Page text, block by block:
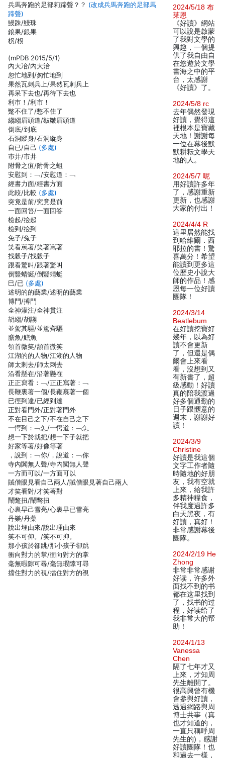
兵馬奔跑的足部莉蹄聲？？ (改成兵馬奔跑的足部馬
蹄聲)
鰻跦/鰻珠
鋃果/銀果
柺/枴
(mPDB 2015/5/1)
內大冶/內大治
忽忙地到/匆忙地到
果然瓦刺兵上/果然瓦剌兵上
再呆下去也/再待下去也
利巿！/利市！
蹩不住了/憋不住了
縐縐眉頭道/皺皺眉頭道
倒底/到底
石洞蹤身/石洞縱身
自已/自己 (多處)
巿井/市井
附骨之疽/附骨之蛆
安慰到：﹁/安慰道：﹁
經書力面/經書方面
此較/比較 (多處)
突竟是前/究竟是前
一面回笞/一面回答
檢起/撿起
檢到/撿到
免子/兔子
笑看罵著/笑著罵著
找榖子/找穀子
跟看驚叫/跟著驚叫
倒豎蜻蜒/倒豎蜻蜓
巳/已 (多處)
述明的的藝業/述明的藝業
博鬥/搏鬥
全神灌注/全神貫注
胡縐/胡謅
並駕其驅/並駕齊驅
膳魚/鱔魚
領首微笑/頷首微笑
江湖的的人物/江湖的人物
師太剌去/師太刺去
沿看懸在/沿著懸在
正正寫看：﹁/正正寫著：﹁
長鞭裏著一個/長鞭裹著一個
已徑到達/已經到達
正對看門外/正對著門外
不在目己之下/不在自己之下
一愕到：﹁怎/一愕道：﹁怎
想一下於就把/想一下子就把
好家等著/好像等著
，說到：﹁你/，說道：﹁你
寺內闐無人聲/寺內闃無人聲
一方而可以/一方面可以
賊僧眼見看自己兩人/賊僧眼見著自己兩人
才笑看對/才笑著對
鬧蹩扭/鬧彆扭
心裏早己雪亮/心裏早已雪亮
丹樂/丹藥
說出埋由來/說出理由來
笑不可仰。/笑不可抑。
那小孩於卻跳/那小孩子卻跳
衝向對力的掌/衝向對方的掌
毫無暇隙可尋/毫無瑕隙可尋
擋住對力的視/擋住對方的視
2024/5/18 布
莱恩
《好讀》網站
可以說是啟蒙
了我對文學的
興趣，一個提
供了我自由自
在悠遊於文學
書海之中的平
台，太感謝
《好讀》了。
2024/5/8 rc
去年偶然發現
好讀，覺得這
裡根本是寶藏
天地！謝謝每
一位在幕後默
默耕耘文學天
地的人。
2024/5/7 呢
用好讀許多年
了，感謝重新
更新，也感謝
大家的付出！
2024/4/4 R
這里居然能找
到哈維爾．西
耶拉的書！驚
喜萬分！希望
能讀到更多這
位歷史小說大
師的作品！感
恩每一位好讀
團隊！
2024/3/14
Beatlebum
在好讀挖寶好
幾年，以為好
讀不會更新
了，但還是偶
爾會上來看
看，沒想到又
有新書了，超
級感動！好讀
真的陪我渡過
好多個通勤的
日子跟愜意的
週末，謝謝好
讀！
2024/3/9
Christine
好讀是我這個
文字工作者隨
時隨地的好朋
友，我有空就
上來，給我許
多精神糧食，
伴我度過許多
白天黑夜，有
好讀，真好！
非常感謝幕後
團隊。
2024/2/19 He
Zhong
非常非常感谢
好读，许多外
面找不到的书
都在这里找到
了，找书的过
程，好读给了
我非常大的帮
助！
2024/1/13
Vanessa
Chen
隔了七年才又
上來，才知周
先生離開了。
很高興曾有機
會參與好讀，
透過網路與周
博士共事（真
也才知道的，
一直只稱呼周
先生的)，感謝
好讀團隊！也
和過去一樣，